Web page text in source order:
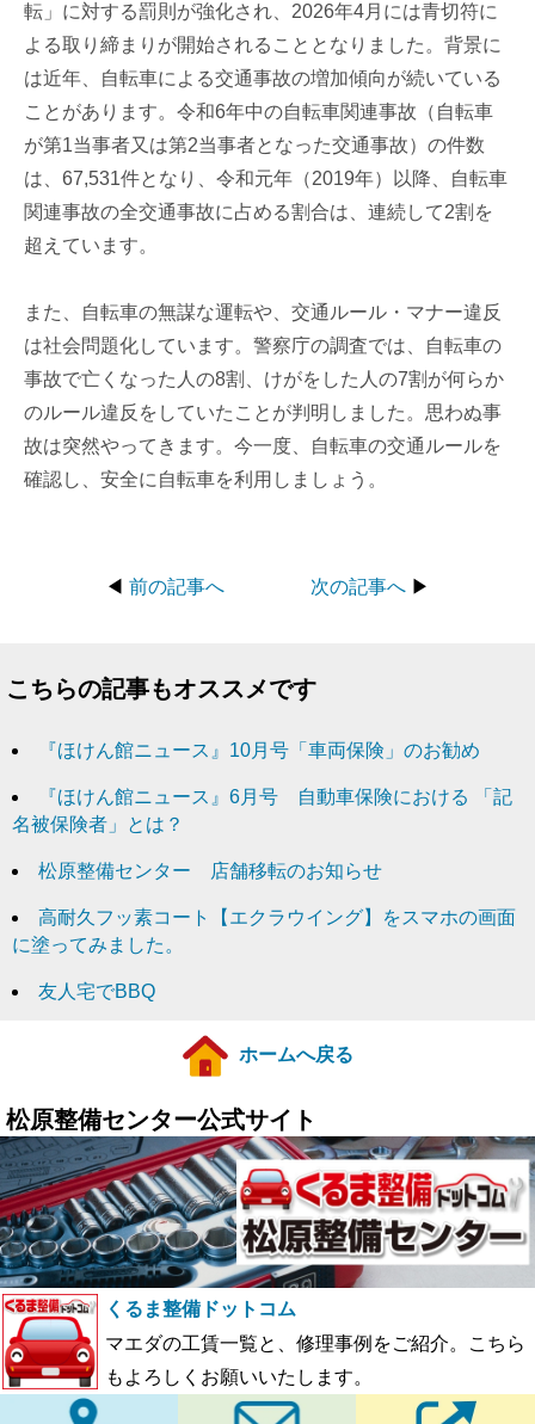
転」に対する罰則が強化され、2026年4月には青切符に
よる取り締まりが開始されることとなりました。背景に
は近年、自転車による交通事故の増加傾向が続いている
ことがあります。令和6年中の自転車関連事故（自転車
が第1当事者又は第2当事者となった交通事故）の件数
は、67,531件となり、令和元年（2019年）以降、自転車
関連事故の全交通事故に占める割合は、連続して2割を
超えています。
また、自転車の無謀な運転や、交通ルール・マナー違反
は社会問題化しています。警察庁の調査では、自転車の
事故で亡くなった人の8割、けがをした人の7割が何らか
のルール違反をしていたことが判明しました。思わぬ事
故は突然やってきます。今一度、自転車の交通ルールを
確認し、安全に自転車を利用しましょう。
◀ 前の記事へ 次の記事へ ▶
こちらの記事もオススメです
『ほけん館ニュース』10月号「車両保険」のお勧め
『ほけん館ニュース』6月号 自動車保険における 「記
名被保険者」とは？
松原整備センター 店舗移転のお知らせ
高耐久フッ素コート【エクラウイング】をスマホの画面
に塗ってみました。
友人宅でBBQ
ホームへ戻る
松原整備センター公式サイト
くるま整備ドットコム
マエダの工賃一覧と、修理事例をご紹介。こちら
もよろしくお願いいたします。